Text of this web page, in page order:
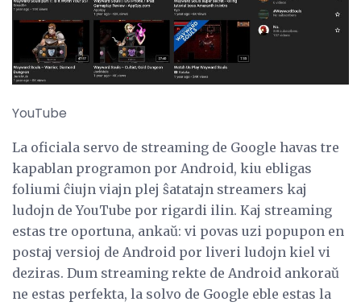
YouTube
La oficiala servo de streaming de Google havas tre
kapablan programon por Android, kiu ebligas
foliumi ĉiujn viajn plej ŝatatajn streamers kaj
ludojn de YouTube por rigardi ilin. Kaj streaming
estas tre oportuna, ankaŭ: vi povas uzi popupon en
postaj versioj de Android por liveri ludojn kiel vi
deziras. Dum streaming rekte de Android ankoraŭ
ne estas perfekta, la solvo de Google eble estas la